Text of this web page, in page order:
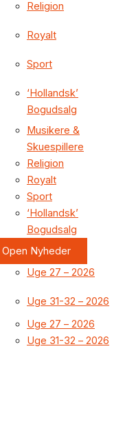
Religion
Royalt
Sport
‘Hollandsk’
Bogudsalg
Musikere &
Skuespillere
Religion
Royalt
Sport
‘Hollandsk’
Bogudsalg
Open Nyheder
Uge 27 – 2026
Uge 31-32 – 2026
Uge 27 – 2026
Uge 31-32 – 2026